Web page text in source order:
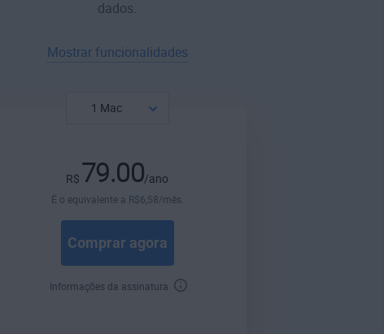
dados.
Mostrar funcionalidades
R$ 79.00/ano
É o equivalente a R$6,58/mês.
Comprar agora
Informações da assinatura